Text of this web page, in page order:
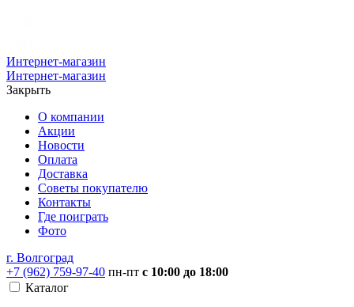
Интернет-магазин
Интернет-магазин
Закрыть
О компании
Акции
Новости
Оплата
Доставка
Советы покупателю
Контакты
Где поиграть
Фото
г. Волгоград
+7 (962) 759-97-40 пн-пт с 10:00 до 18:00
Каталог